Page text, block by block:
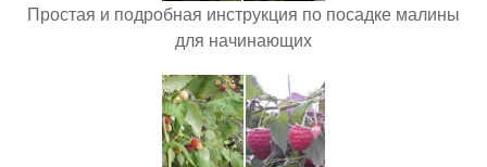
Простая и подробная инструкция по посадке малины
для начинающих